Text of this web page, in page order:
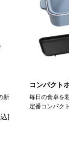
新
]
コンパクト
毎日の食卓を
定番コンパク